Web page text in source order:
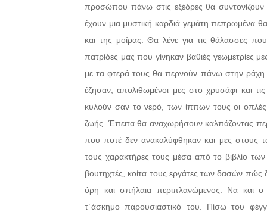
προσώπου πάνω στις εξέδρες θα
έχουν μια μυστική καρδιά γεμάτη πεπρωμένα
και της μοίρας. Θα λένε για τις θάλασσες
πατρίδες μας που γίνηκαν βαθιές γεωμετρίες
με τα φτερά τους θα περνούν πάνω στην
έζησαν, απολιθωμένοι μες στο χρυσάφι και
κυλούν σαν το νερό, των ίππων τους οι
ζωής. Έπειτα θα αναχωρήσουν καλπάζοντας
που ποτέ δεν ανακαλύφθηκαν και μες στους
τους χαρακτήρες τους μέσα από το βιβλίο
βουτηχτές, κοίτα τους εργάτες των δασών πώς
όρη και σπήλαια περιπλανώμενος. Να και
τ΄άσκημο παρουσιαστικό του. Πίσω του